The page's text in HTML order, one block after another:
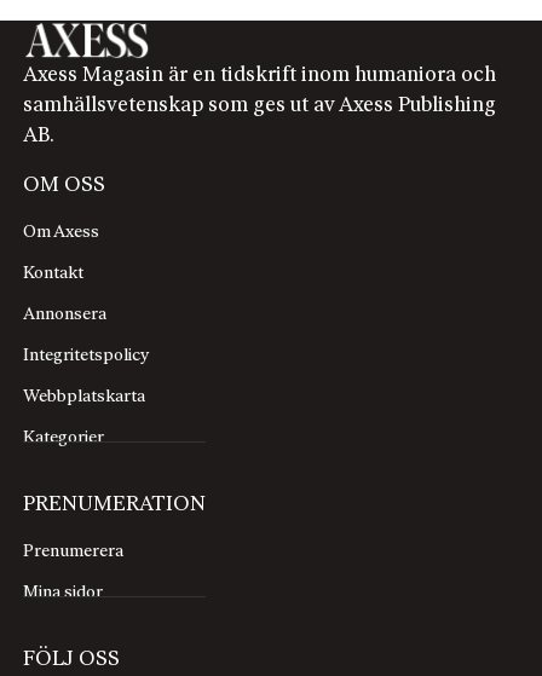
Axess Magasin är en tidskrift inom humaniora och
samhällsvetenskap som ges ut av Axess Publishing
AB.
OM OSS
Om Axess
Kontakt
Annonsera
Integritetspolicy
Webbplatskarta
Kategorier
PRENUMERATION
Prenumerera
Mina sidor
FÖLJ OSS